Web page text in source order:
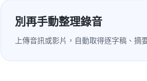
別再手動整理錄音
上傳音訊或影片，自動取得逐字稿、摘